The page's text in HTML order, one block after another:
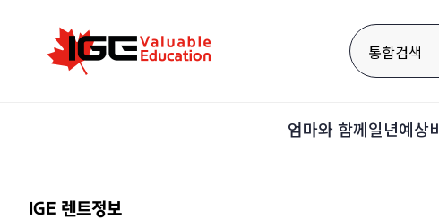
통합검색
엄마와 함께일년예상
IGE 렌트정보